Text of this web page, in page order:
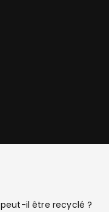
il être recyclé ?